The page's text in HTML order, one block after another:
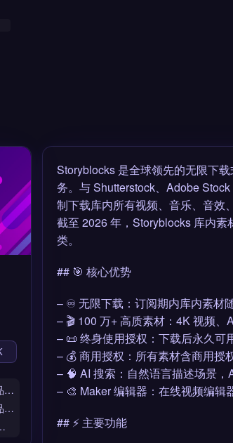
Storyblocks 是全球领先的无限下
务。与 Shutterstock、Adobe
制下载库内所有视频、音乐、音效
截至 2026 年，Storyblocks 库内
类。
## 🎯 核心优势
– ♾️ 无限下载：订阅期内库内素材
– 🎬 100 万+ 高质素材：4K 视频
– 📜 终身使用授权：下载后永久可
– 💰 商用授权：所有素材含商用授
– 🧠 AI 搜索：自然语言描述场景，
– 🎨 Maker 编辑器：在线视频编辑
## ⚡ 主要功能